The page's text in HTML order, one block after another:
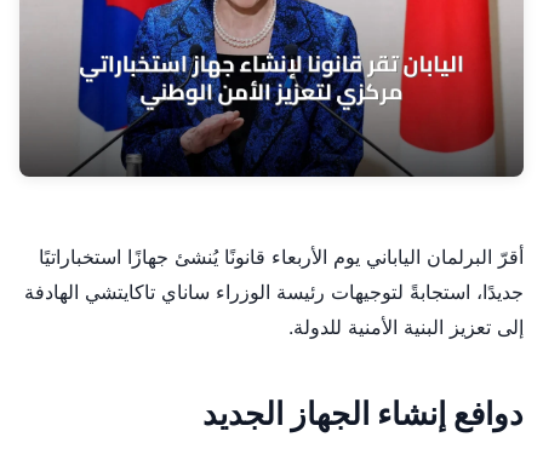
أقرّ البرلمان الياباني يوم الأربعاء قانونًا يُنشئ جهازًا استخباراتيًا
جديدًا، استجابةً لتوجيهات رئيسة الوزراء ساناي تاكايتشي الهادفة
إلى تعزيز البنية الأمنية للدولة.
دوافع إنشاء الجهاز الجديد